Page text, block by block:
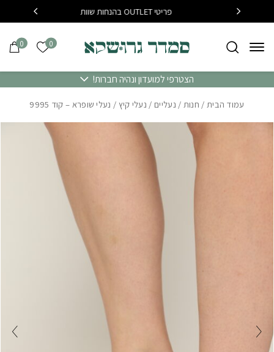
Skip to Content פריטי OUTLET בהנחות שוות
0 הרשימה
0
הצטרפי למועדון ונהיה חברות!
עמוד הבית / חנות / נעליים / נעלי קיץ / נעלי שופרא – קוד 9995
בחזרה למעלה